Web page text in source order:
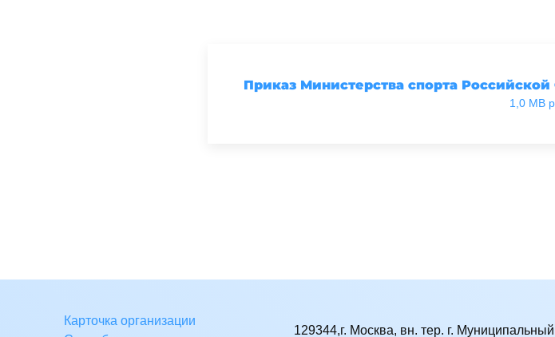
Приказ Министерства спорта
1,0 MB
Карточка организации
129344,г. Москва, вн. тер. г.